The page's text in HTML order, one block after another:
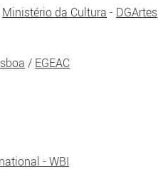
Ministério da Cultura - DGArtes
/ EGEAC
- WBI